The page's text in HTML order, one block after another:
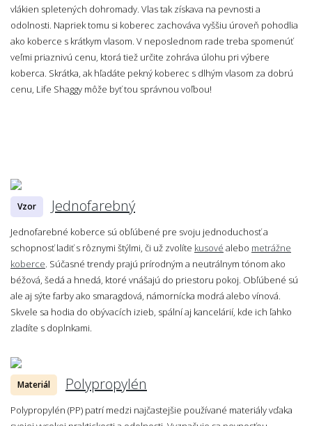
vlákien spletených dohromady. Vlas tak získava na pevnosti a
odolnosti. Napriek tomu si koberec zachováva vyššiu úroveň pohodlia
ako koberce s krátkym vlasom. V neposlednom rade treba spomenúť
veľmi priaznivú cenu, ktorá tiež určite zohráva úlohu pri výbere
koberca. Skrátka, ak hľadáte pekný koberec s dlhým vlasom za dobrú
cenu, Life Shaggy môže byť tou správnou voľbou!
Vzor Jednofarebný
Jednofarebné koberce sú obľúbené pre svoju jednoduchosť a
schopnosť ladiť s rôznymi štýlmi, či už zvolíte kusové alebo metrážne
koberce . Súčasné trendy prajú prírodným a neutrálnym tónom ako
béžová, šedá a hnedá, ktoré vnášajú do priestoru pokoj. Obľúbené sú
ale aj sýte farby ako smaragdová, námornícka modrá alebo vínová.
Skvele sa hodia do obývacích izieb, spální aj kancelárií, kde ich ľahko
zladíte s doplnkami.
Materiál Polypropylén
Polypropylén (PP) patrí medzi najčastejšie používané materiály vďaka